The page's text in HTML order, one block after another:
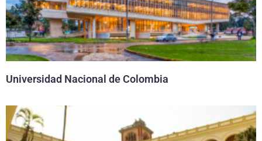
Universidad Nacional de Colombia